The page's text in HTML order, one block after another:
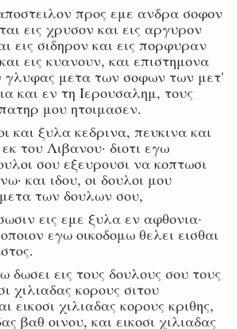
προς εμε ανδρα σοφον
εις χρυσον και εις αργυρον
εις σιδηρον και εις πορφυραν
εις κυανουν, και επιστημονα
γλυφας μετα των σοφων των μετ'
και εν τη Ιερουσαλημ, τους
μου ητοιμασεν.
και ξυλα κεδρινα, πευκινα και
του Λιβανου· διοτι εγω
σου εξευρουσι να κοπτωσι
και ιδου, οι δουλοι μου
των δουλων σου,
εις εμε ξυλα εν αφθονια·
εγω οικοδομω θελει εισθαι
δωσει εις τους δουλους σου τους
χιλιαδας κορους σιτου
εικοσι χιλιαδας κορους κριθης,
βαθ οινου, και εικοσι χιλιαδας